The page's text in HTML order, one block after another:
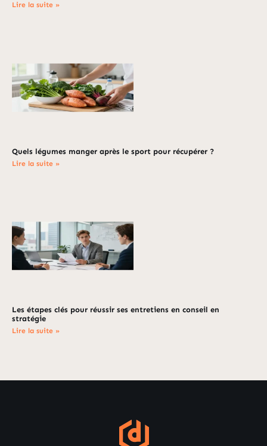
Lire la suite »
Quels légumes manger après le sport pour récupérer ?
Lire la suite »
Les étapes clés pour réussir ses entretiens en conseil en
stratégie
Lire la suite »